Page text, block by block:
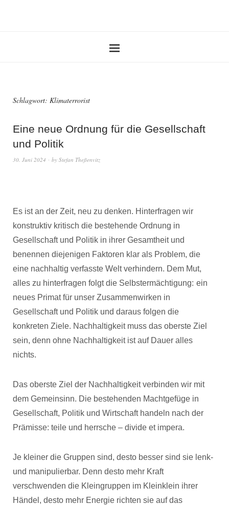
Schlagwort: Klimaterrorist
Eine neue Ordnung für die Gesellschaft
und Politik
30. Juni 2024 by Stefan Theßenvitz
Es ist an der Zeit, neu zu denken. Hinterfragen wir
konstruktiv kritisch die bestehende Ordnung in
Gesellschaft und Politik in ihrer Gesamtheit und
benennen diejenigen Faktoren klar als Problem, die
eine nachhaltig verfasste Welt verhindern. Dem Mut,
alles zu hinterfragen folgt die Selbstermächtigung: ein
neues Primat für unser Zusammenwirken in
Gesellschaft und Politik und daraus folgen die
konkreten Ziele. Nachhaltigkeit muss das oberste Ziel
sein, denn ohne Nachhaltigkeit ist auf Dauer alles
nichts.
Das oberste Ziel der Nachhaltigkeit verbinden wir mit
dem Gemeinsinn. Die bestehenden Machtgefüge in
Gesellschaft, Politik und Wirtschaft handeln nach der
Prämisse: teile und herrsche – divide et impera.
Je kleiner die Gruppen sind, desto besser sind sie lenk-
und manipulierbar. Denn desto mehr Kraft
verschwenden die Kleingruppen im Kleinklein ihrer
Händel, desto mehr Energie richten sie auf das